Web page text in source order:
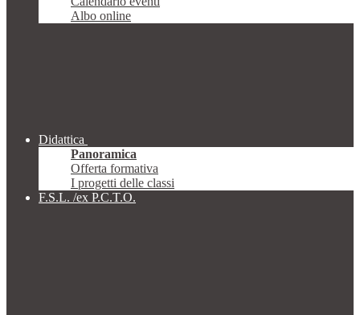
Albo online
Didattica
Panoramica
Offerta formativa
I progetti delle classi
F.S.L. /ex P.C.T.O.